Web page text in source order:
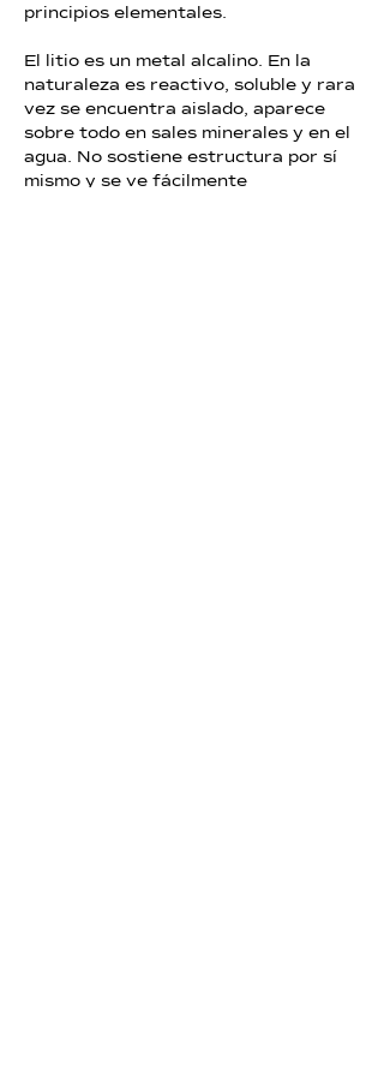
principios elementales.
El litio es un metal alcalino. En la
naturaleza es reactivo, soluble y rara
vez se encuentra aislado, aparece
sobre todo en sales minerales y en el
agua. No sostiene estructura por sí
mismo y se ve fácilmente